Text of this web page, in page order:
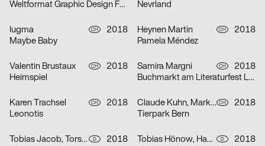
Weltformat Graphic Design Festival
Nevrland
lugma CH
2018
Maybe Baby
Heynen Martin CH
2018
Pamela Méndez
Valentin Brustaux CH
2018
Heimspiel
Samira Margni CH
2018
Buchmarkt am Literaturfest Luzern
Karen Trachsel CH
2018
Leonotis
Claude Kuhn, Mark Hohn CH
2018
Tierpark Bern
Tobias Jacob, Torsten Illner D
2018
Tobias Hönow, Hahn Mark Julien D
2018